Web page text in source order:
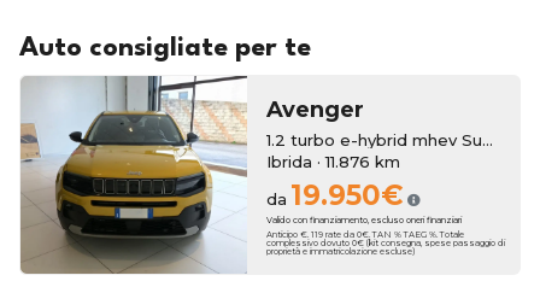
Auto consigliate per te
Avenger
1.2 turbo e-hybrid mhev Summit fwd 110cv edct6
Ibrida · 11.876 km
da 19.950€
Valido con finanziamento, escluso oneri finanziari
Anticipo €. 119 rate da 0€. TAN % TAEG %. Totale
complessivo dovuto 0€ (kit consegna, spese passaggio di
proprietà e immatricolazione escluse)